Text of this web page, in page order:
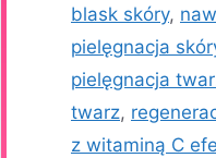
blask skóry,
pielęgnacja
pielęgnacja
twarz,
z witaminą C